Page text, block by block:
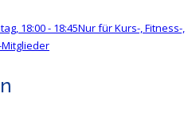
18:00 - 18:45Nur für Kurs-, Fitness-,